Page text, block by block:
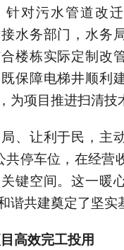
针对污水管道改
水务部门，水务
楼栋实际定制改
保障电梯井顺利
为项目推进扫清技
、让利于民，主
共停车位，在经营
键空间。这一暖
谐共建奠定了坚实
高效完工投用